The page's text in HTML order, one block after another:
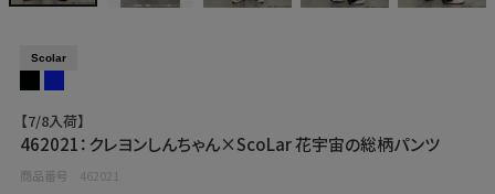
Scolar
【7/8入荷】
462021：クレヨンしんちゃん×ScoLar 花宇宙の総柄パンツ
商品番号 462021